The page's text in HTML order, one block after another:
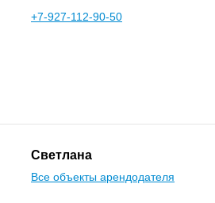
+7-927-112-90-50
Светлана
Все объекты арендодателя